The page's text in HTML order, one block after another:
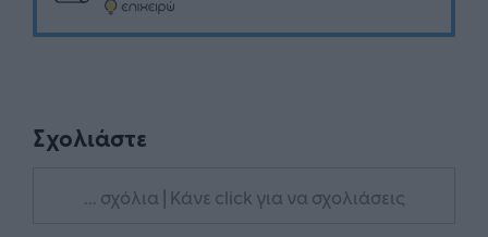
Σχολιάστε
... σχόλια | Κάνε click για να σχολιάσεις